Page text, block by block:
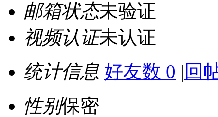
邮箱状态未验证
视频认证未认证
统计信息 好友数 0 | 回
性别保密